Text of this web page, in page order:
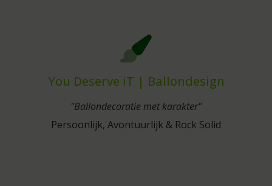
You Deserve iT | Ballondesign
"Ballondecoratie met karakter"
Persoonlijk, Avontuurlijk & Rock Solid